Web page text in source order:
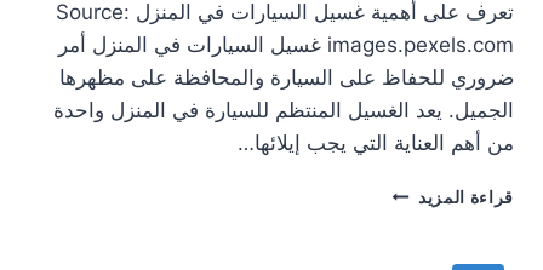
تعرف على أهمية غسيل السيارات في المنزل Source:
images.pexels.com غسيل السيارات في المنزل أمر
ضروري للحفاظ على السيارة والمحافظة على مظهرها
الجميل. يعد الغسيل المنتظم للسيارة في المنزل واحدة
من أهم العناية التي يجب إيلائها…
قراءة المزيد تعرف